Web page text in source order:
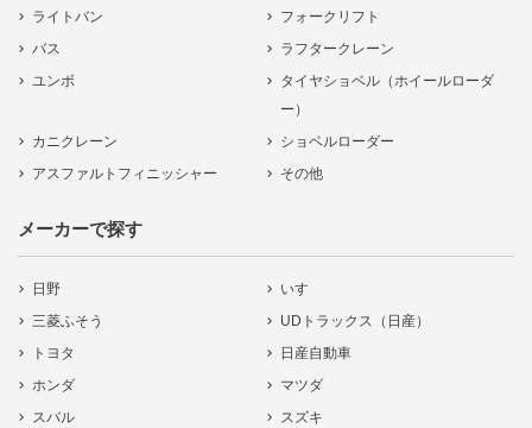
ライトバン
フォークリフト
バス
ラフタークレーン
ユンボ
タイヤショベル（ホイールローダ
ー）
カニクレーン
ショベルローダー
アスファルトフィニッシャー
その他
メーカーで探す
日野
いすゞ
三菱ふそう
UDトラックス（日産）
トヨタ
日産自動車
ホンダ
マツダ
スバル
スズキ